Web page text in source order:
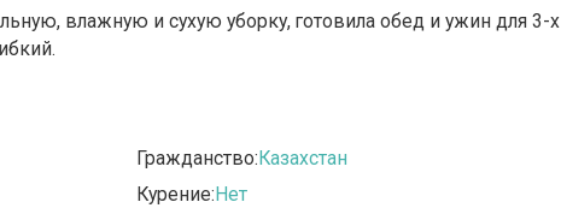
влажную и сухую уборку, готовила обед и ужин для 3-х
Гражданство:Казахстан
Курение:Нет